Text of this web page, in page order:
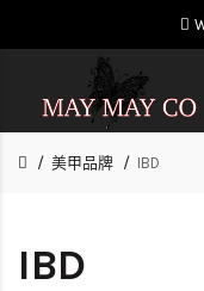
美甲品牌 IBD
IBD